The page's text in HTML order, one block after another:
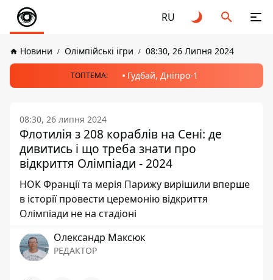
RU
Новини Олімпійські ігри 08:30, 26 Липня 2024
ТОПТЕМА: Гудбай, Дніпро-1
08:30, 26 липня 2024
Флотилія з 208 кораблів на Сені: де
дивитись і що треба знати про
відкриття Олімпіади - 2024
НОК Франції та мерія Парижу вирішили вперше
в історії провести церемонію відкриття
Олімпіади не на стадіоні
Олександр Максюк
РЕДАКТОР